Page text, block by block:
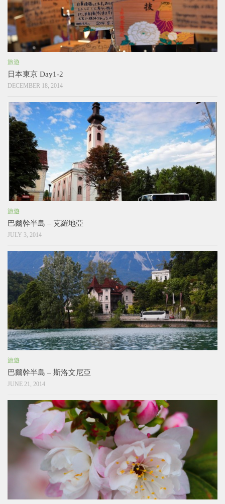
旅遊
日本東京 Day1-2
DECEMBER 18, 2014
旅遊
巴爾幹半島 – 克羅地亞
JULY 3, 2014
旅遊
巴爾幹半島 – 斯洛文尼亞
JUNE 21, 2014